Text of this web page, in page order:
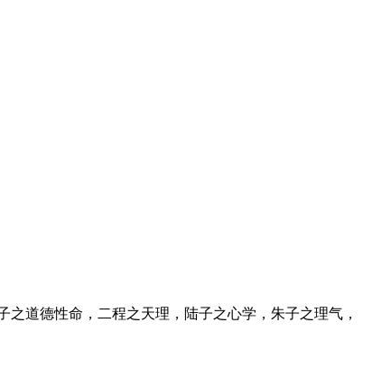
道德性命，二程之天理，陆子之心学，朱子之理气，